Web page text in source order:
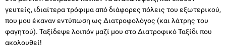
γευτείς, ιδιαίτερα τρόφιμα από διάφορες πόλεις του εξωτερικού,
που μου έκαναν εντύπωση ως Διατροφολόγος (και λάτρης του
φαγητού). Ταξίδεψε λοιπόν μαζί μου στο Διατροφικό Ταξίδι που
ακολουθεί!